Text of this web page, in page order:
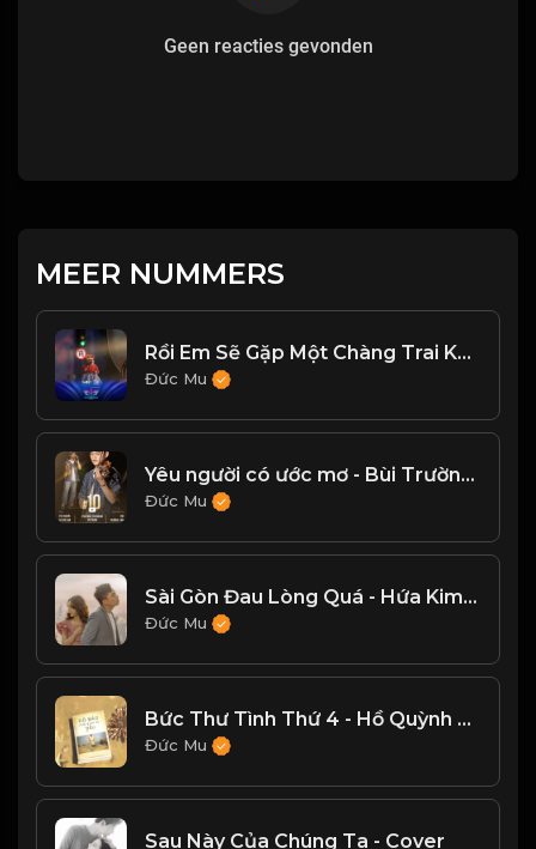
Geen reacties gevonden
MEER NUMMERS
Rồi Em Sẽ Gặp Một Chàng Trai Khác (feat. Hippohappy)
Đức Mu
Yêu người có ước mơ - Bùi Trường Linh
Đức Mu
Sài Gòn Đau Lòng Quá - Hứa Kim Tuyền, Hoàng Duyên
Đức Mu
Bức Thư Tình Thứ 4 - Hồ Quỳnh Hương
Đức Mu
Sau Này Của Chúng Ta - Cover